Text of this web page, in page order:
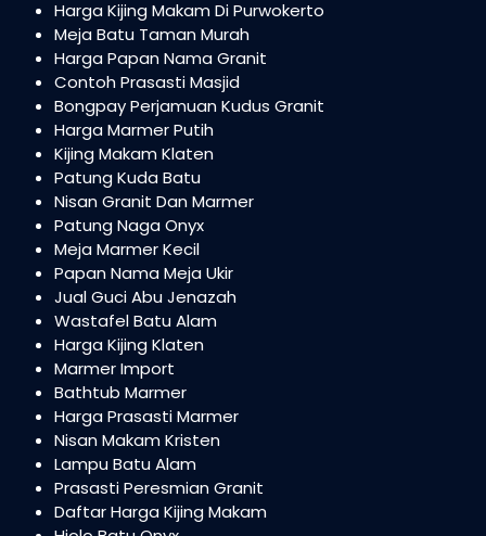
Harga Kijing Makam Di Purwokerto
Meja Batu Taman Murah
Harga Papan Nama Granit
Contoh Prasasti Masjid
Bongpay Perjamuan Kudus Granit
Harga Marmer Putih
Kijing Makam Klaten
Patung Kuda Batu
Nisan Granit Dan Marmer
Patung Naga Onyx
Meja Marmer Kecil
Papan Nama Meja Ukir
Jual Guci Abu Jenazah
Wastafel Batu Alam
Harga Kijing Klaten
Marmer Import
Bathtub Marmer
Harga Prasasti Marmer
Nisan Makam Kristen
Lampu Batu Alam
Prasasti Peresmian Granit
Daftar Harga Kijing Makam